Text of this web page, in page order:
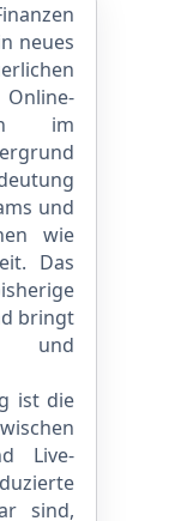
neues
im
und
wie
Das
bringt
und
ist die
Live-
sind,